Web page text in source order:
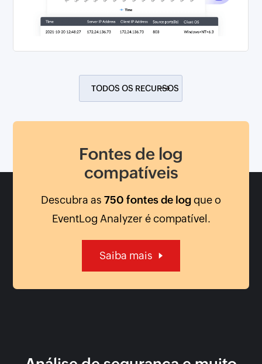
TODOS OS RECURSOS
Fontes de log
compatíveis
Descubra as 750 fontes de logque o
EventLog Analyzer é compatível.
Saiba mais